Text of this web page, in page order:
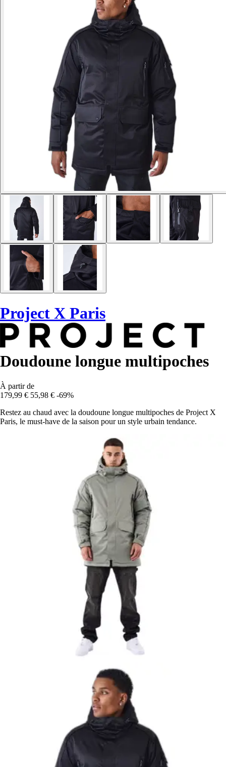
Project X Paris
Doudoune longue multipoches
À partir de
179,99 € 55,98 € -69%
Restez au chaud avec la doudoune longue multipoches de Project X
Paris, le must-have de la saison pour un style urbain tendance.